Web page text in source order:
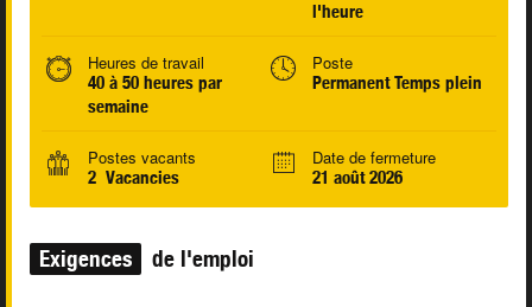
l'heure
Heures de travail
40 à 50 heures par
semaine
Poste
Permanent Temps plein
Postes vacants
2 Vacancies
Date de fermeture
21 août 2026
Exigences de l'emploi